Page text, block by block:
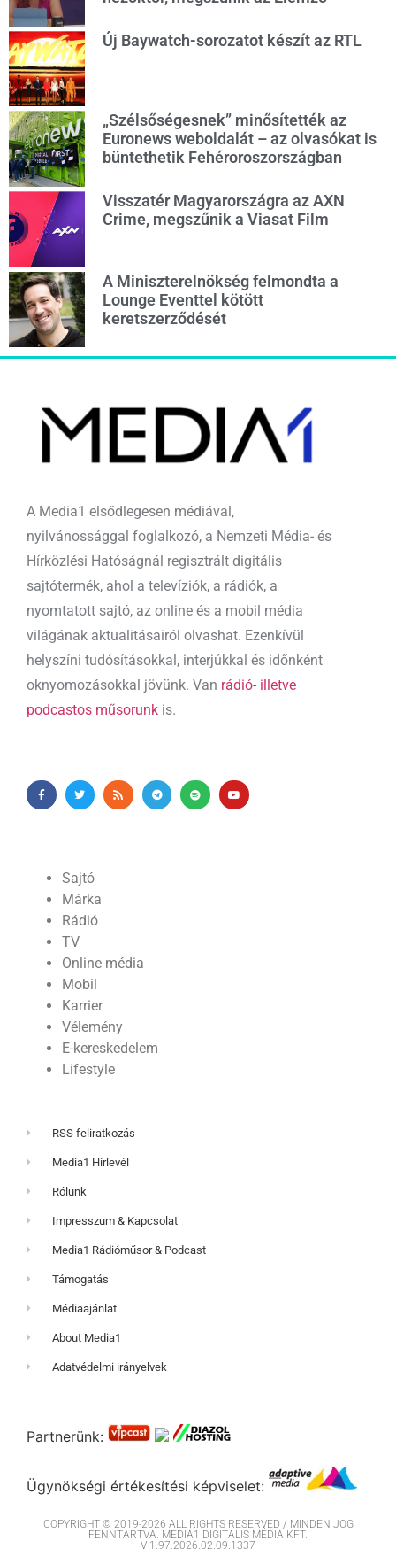
Új Baywatch-sorozatot készít az RTL
„Szélsőségesnek” minősítették az
Euronews weboldalát – az olvasókat is
büntethetik Fehéroroszországban
Visszatér Magyarországra az AXN
Crime, megszűnik a Viasat Film
A Miniszterelnökség felmondta a
Lounge Eventtel kötött
keretszerződését
A Media1 elsődlegesen médiával,
nyilvánossággal foglalkozó, a Nemzeti Média- és
Hírközlési Hatóságnál regisztrált digitális
sajtótermék, ahol a televíziók, a rádiók, a
nyomtatott sajtó, az online és a mobil média
világának aktualitásairól olvashat. Ezenkívül
helyszíni tudósításokkal, interjúkkal és időnként
oknyomozásokkal jövünk. Van rádió- illetve
podcastos műsorunk is.
Sajtó
Márka
Rádió
TV
Online média
Mobil
Karrier
Vélemény
E-kereskedelem
Lifestyle
RSS feliratkozás
Media1 Hírlevél
Rólunk
Impresszum & Kapcsolat
Media1 Rádióműsor & Podcast
Támogatás
Médiaajánlat
About Media1
Adatvédelmi irányelvek
Partnerünk:
Ügynökségi értékesítési képviselet:
COPYRIGHT © 2019-2026 ALL RIGHTS RESERVED / MINDEN JOG
FENNTARTVA. MEDIA1 DIGITÁLIS MÉDIA KFT.
V 1.97.2026.02.09.1337